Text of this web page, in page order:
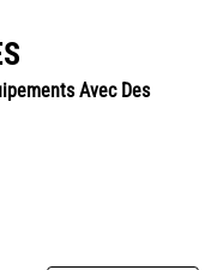
Avec Des